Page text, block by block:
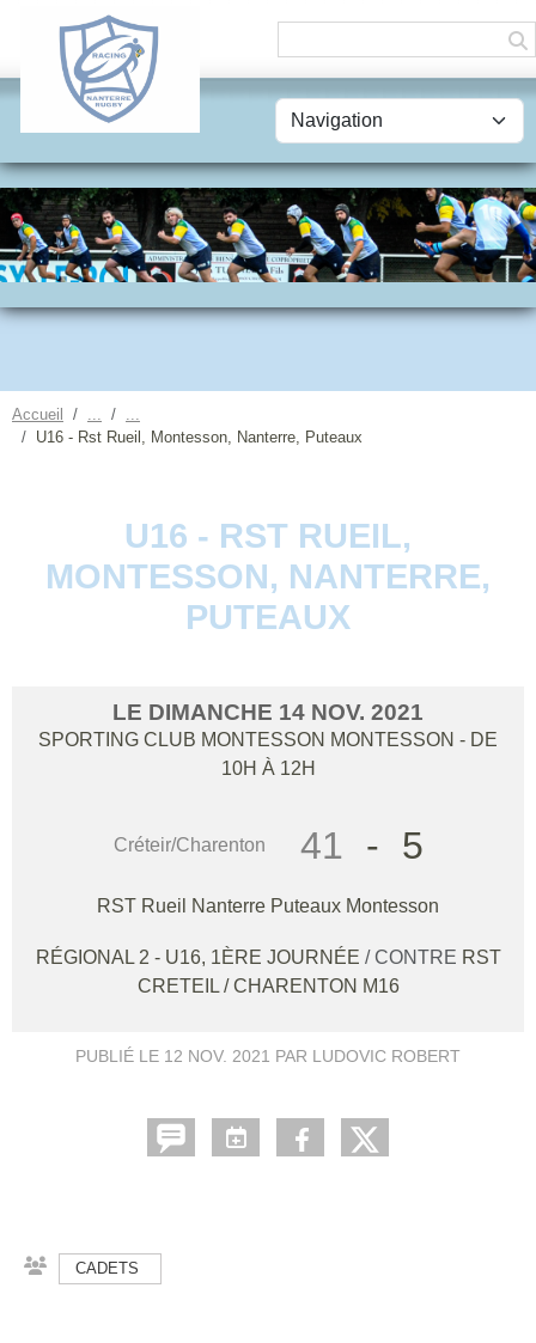
Accueil
U16 - Rst Rueil, Montesson, Nanterre, Puteaux
U16 - RST RUEIL,
MONTESSON, NANTERRE,
PUTEAUX
LE DIMANCHE 14 NOV. 2021
SPORTING CLUB MONTESSON MONTESSON - DE
10H À 12H
Créteir/Charenton 41 - 5
RST Rueil Nanterre Puteaux Montesson
RÉGIONAL 2 - U16, 1ÈRE JOURNÉE / CONTRE RST
CRETEIL / CHARENTON M16
PUBLIÉ LE 12 NOV. 2021 PAR LUDOVIC ROBERT
CADETS
Panneau de gestion des cookies